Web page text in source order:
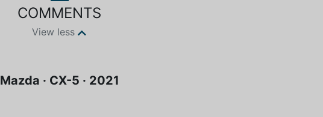
COMMENTS
View less
Mazda · CX-5 · 2021